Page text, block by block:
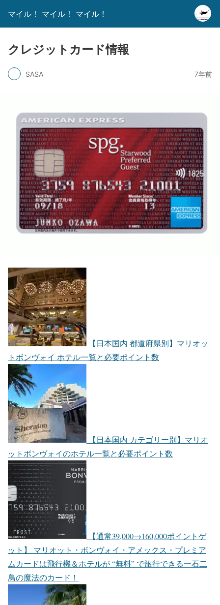
マイル！ マイル！ マイル！
クレジットカード情報
SASA 7年前
【日本国内 都道府県別】マリオッ
トボンヴォイ ホテル一覧と必要ポイント数
【日本国内 カテゴリー別】マリオ
ットボンヴォイのホテル一覧と必要ポイント数
【通常39,000→160,000ポイントゲ
ット】 マリオット・ボンヴォイ・アメックス・プレミア
ムカードは飛行機＆ホテルが “無料” で旅行できる一石二
鳥の魔法のカード！